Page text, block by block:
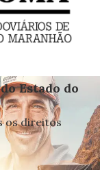
Estado do
os direitos